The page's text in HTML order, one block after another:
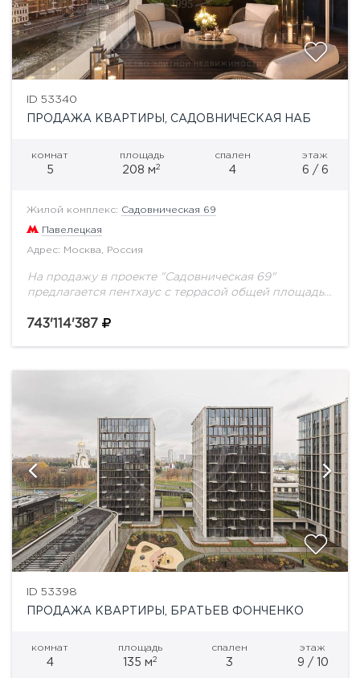
ID 53340
ПРОДАЖА КВАРТИРЫ, САДОВНИЧЕСКАЯ НАБ
комнат
5
площадь
208 м2
спален
4
этаж
6 / 6
Жилой комплекс: Садовническая 69
Павелецкая
Адрес: Москва, Россия
На продажу в проекте "Садовническая 69"
предлагается пентхаус с террасой общей площадью
69» на острове Балчуг.Уникальный адрес в сердце
743'114'387
ID 53398
ПРОДАЖА КВАРТИРЫ, БРАТЬЕВ ФОНЧЕНКО
комнат
4
площадь
135 м2
спален
3
этаж
9 / 10